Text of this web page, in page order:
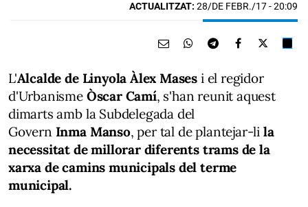
ACTUALITZAT: 28/DE FEBR./17 - 20:09
L'Alcalde de Linyola Àlex Mases i el regidor
d'Urbanisme Òscar Camí, s'han reunit aquest
dimarts amb la Subdelegada del
Govern Inma Manso, per tal de plantejar-li la
necessitat de millorar diferents trams de la
xarxa de camins municipals del terme
municipal.